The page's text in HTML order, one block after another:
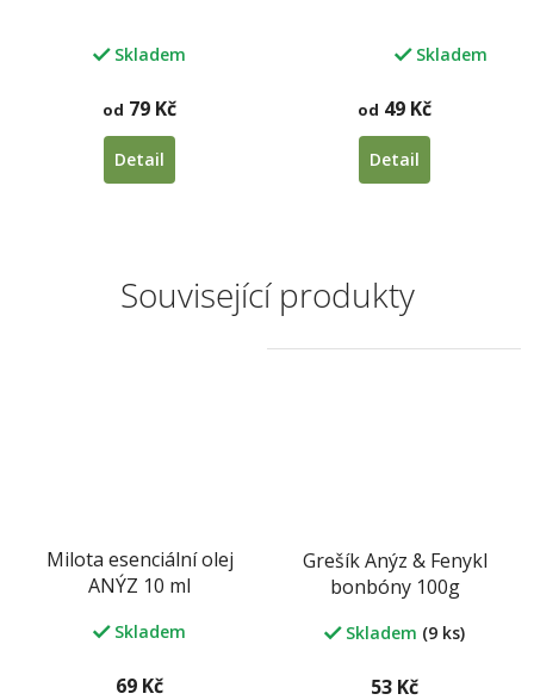
Související produkty
Milota esenciální olej
ANÝZ 10 ml
Skladem
69 Kč
Grešík Anýz & Fenykl
bonbóny 100g
Skladem (9 ks)
53 Kč
Skladem
od 79 Kč
Detail
Skladem
od 49 Kč
Detail